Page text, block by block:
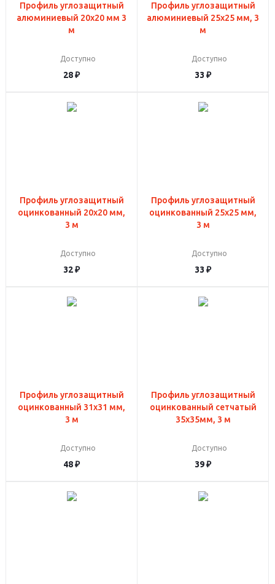
Профиль углозащитный
алюминиевый 20x20 мм 3
м
Доступно
28₽
Профиль углозащитный
алюминиевый 25х25 мм, 3
м
Доступно
33 ₽
Профиль углозащитный
оцинкованный 20x20 мм,
3 м
Доступно
32₽
Профиль углозащитный
оцинкованный 25x25 мм,
3 м
Доступно
33 ₽
Профиль углозащитный
оцинкованный 31x31 мм,
3 м
Доступно
48₽
Профиль углозащитный
оцинкованный сетчатый
35x35мм, 3 м
Доступно
39₽